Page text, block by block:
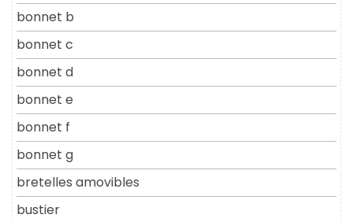
bonnet b
bonnet c
bonnet d
bonnet e
bonnet f
bonnet g
bretelles amovibles
bustier